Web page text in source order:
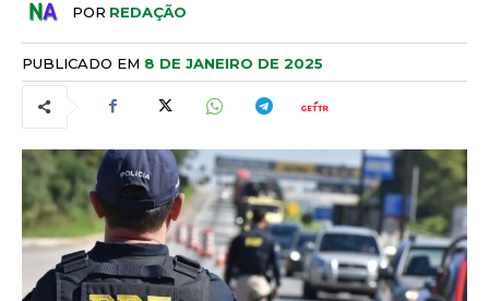
POR REDAÇÃO
PUBLICADO EM 8 DE JANEIRO DE 2025